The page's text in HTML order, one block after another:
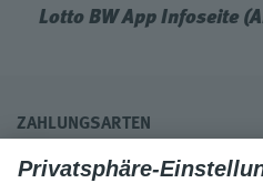
Lotto BW App Infoseite
ZAHLUNGSARTEN